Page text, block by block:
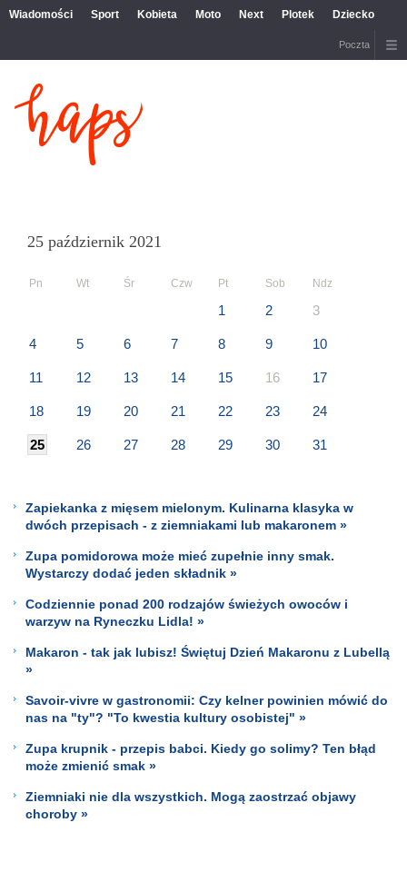
Wiadomości Sport Kobieta Moto Next Plotek Dziecko
Poczta
25 październik 2021
Pn Wt Śr Czw Pt Sob Ndz
1 2 3
4 5 6 7 8 9 10
11 12 13 14 15 16 17
18 19 20 21 22 23 24
25 26 27 28 29 30 31
Zapiekanka z mięsem mielonym. Kulinarna klasyka w
dwóch przepisach - z ziemniakami lub makaronem »
Zupa pomidorowa może mieć zupełnie inny smak.
Wystarczy dodać jeden składnik »
Codziennie ponad 200 rodzajów świeżych owoców i
warzyw na Ryneczku Lidla! »
Makaron - tak jak lubisz! Świętuj Dzień Makaronu z Lubellą
»
Savoir-vivre w gastronomii: Czy kelner powinien mówić do
nas na "ty"? "To kwestia kultury osobistej" »
Zupa krupnik - przepis babci. Kiedy go solimy? Ten błąd
może zmienić smak »
Ziemniaki nie dla wszystkich. Mogą zaostrzać objawy
choroby »